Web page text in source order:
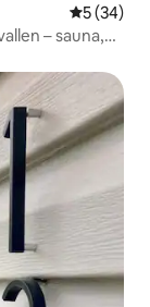
5 (34)
– sauna,